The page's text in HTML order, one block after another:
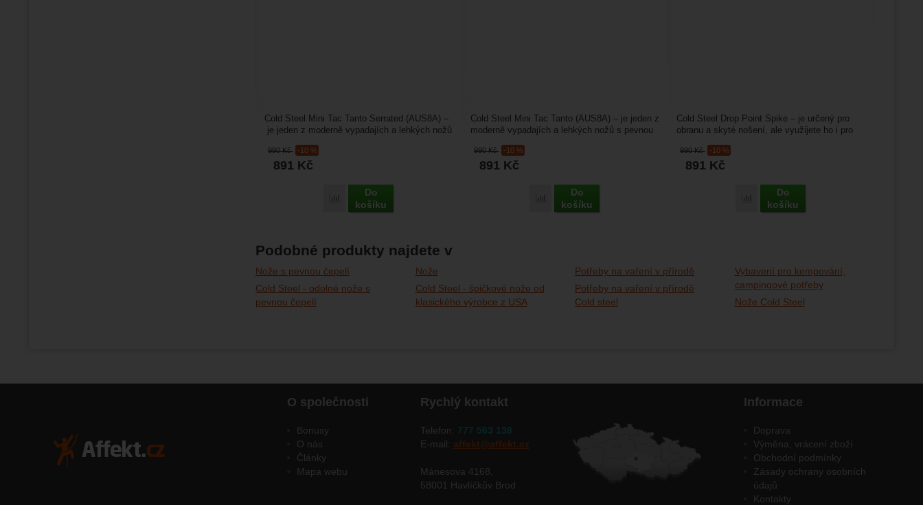
990Kč -10 %
891 Kč
Porovnat
Do
košíku
Cold Steel Mini Tac Tanto Serrated (AUS8A) –
je jeden z moderně vypadajích a lehkých nožů
990Kč -10 %
891 Kč
Porovnat
Do
košíku
Cold Steel Mini Tac Tanto (AUS8A) – je jeden z
moderně vypadajích a lehkých nožů s pevnou
990Kč -10 %
891 Kč
Porovnat
Do
košíku
Cold Steel Drop Point Spike – je určený pro
obranu a skyté nošení, ale využijete ho i pro
Podobné produkty najdete v
Nože s pevnou čepelí
Cold Steel - odolné nože s
pevnou čepelí
Nože
Cold Steel - špičkové nože od
klasického výrobce z USA
Potřeby na vaření v přírodě
Potřeby na vaření v přírodě
Cold steel
Vybavení pro kempování,
campingové potřeby
Nože Cold Steel
O společnosti
Bonusy
O nás
Články
Mapa webu
Rychlý kontakt
Telefon: 777 563 138
E-mail: affekt@affekt.cz
Mánesova 4168,
58001 Havlíčkův Brod
Informace
Doprava
Výměna, vrácení zboží
Obchodní podmínky
Zásady ochrany osobních
údajů
Kontakty